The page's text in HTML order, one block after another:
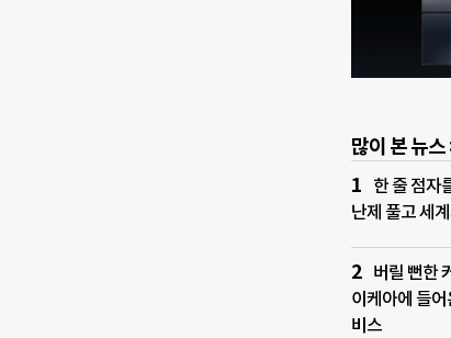
많이 본 뉴스
한 줄 점자
난제 풀고 세
버릴 뻔한
이케아에 들
비스